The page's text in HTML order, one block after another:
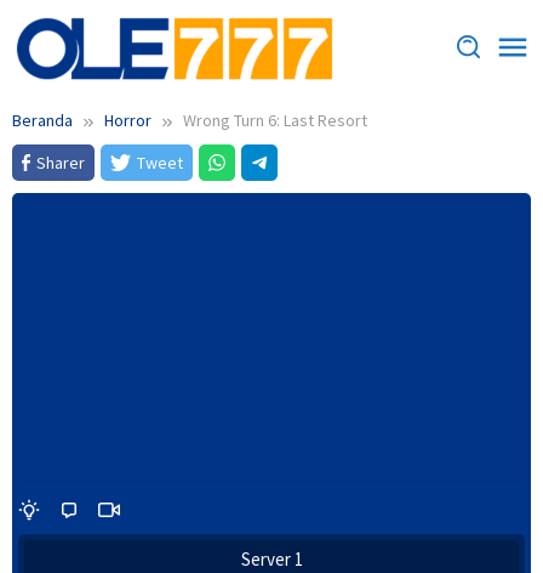
Loncat
ke
konten
Beranda Horror
Wrong Turn 6: Last Resort
Sharer
Tweet
Server 1